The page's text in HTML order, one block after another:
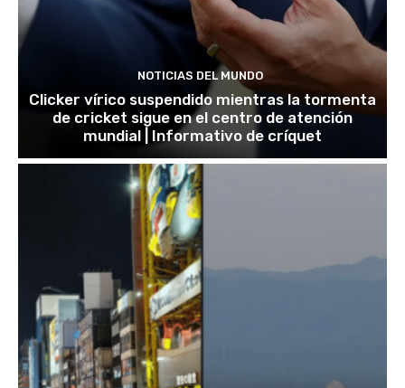
NOTICIAS DEL MUNDO
Clicker vírico suspendido mientras la tormenta
de cricket sigue en el centro de atención
mundial | Informativo de críquet